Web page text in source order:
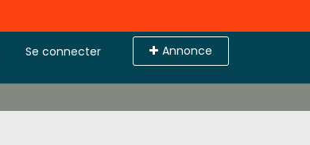
Se connecter Annonce